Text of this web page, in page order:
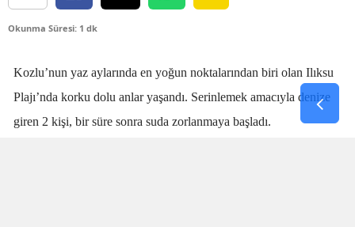
Okunma Süresi: 1 dk
Kozlu’nun yaz aylarında en yoğun noktalarından biri olan Ilıksu
Plajı’nda korku dolu anlar yaşandı. Serinlemek amacıyla denize
giren 2 kişi, bir süre sonra suda zorlanmaya başladı.